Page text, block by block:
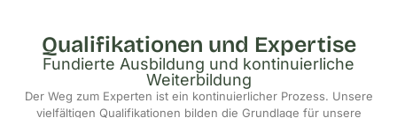
Qualifikationen und Expertise
Fundierte Ausbildung und kontinuierliche
Weiterbildung
Der Weg zum Experten ist ein kontinuierlicher Prozess. Unsere
vielfältigen Qualifikationen bilden die Grundlage für unsere